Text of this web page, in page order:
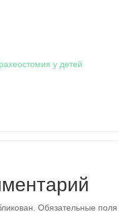
у детей
Обязательные поля